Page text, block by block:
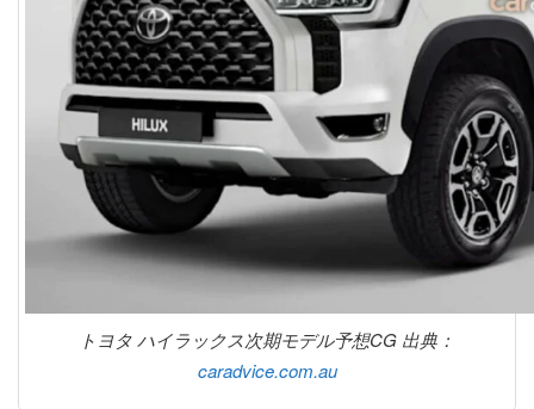
トヨタ ハイラックス次期モデル予想CG 出典：
caradvice.com.au